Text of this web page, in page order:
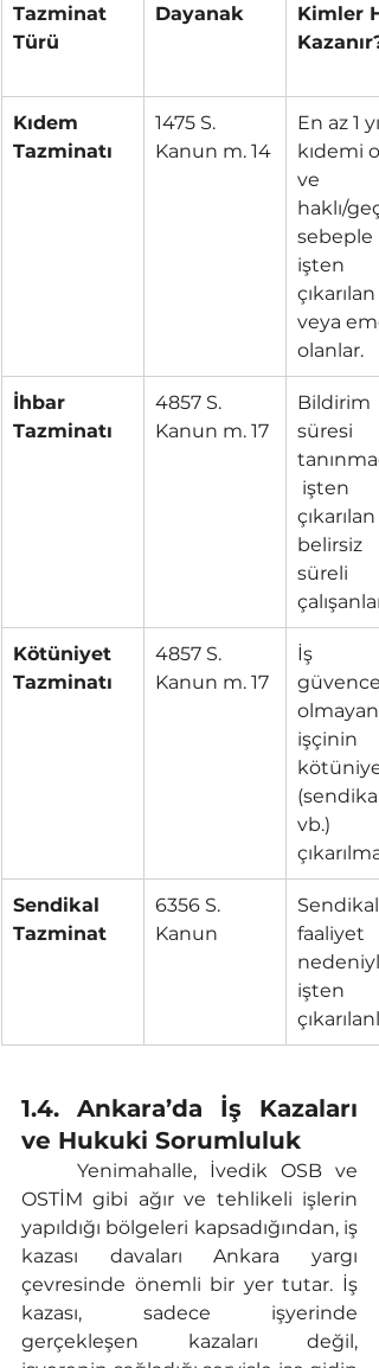
Tazminat
Türü
Dayanak
Kimler
Kazanır?
Kıdem
Tazminatı
1475 S.
Kanun m. 14
En az 1 yıl
kıdemi
ve
haklı/
sebeple
işten
çıkarılan
veya
olanlar.
İhbar
Tazminatı
4857 S.
Kanun m. 17
Bildirim
süresi
işten
çıkarılan
belirsiz
süreli
çalışanlar.
Kötüniyet
Tazminatı
4857 S.
Kanun m. 17
İş
olmayan
işçinin
(sendikal
vb.)
Sendikal
Tazminat
6356 S.
Kanun
Sendikal
faaliyet
işten
1.4. Ankara’da İş Kazaları
ve Hukuki Sorumluluk
OSTİM gibi ağır ve tehlikeli işlerin
yapıldığı bölgeleri kapsadığından, iş
kazası davaları Ankara yargı
çevresinde önemli bir yer tutar. İş
kazası, sadece işyerinde
gerçekleşen kazaları değil,